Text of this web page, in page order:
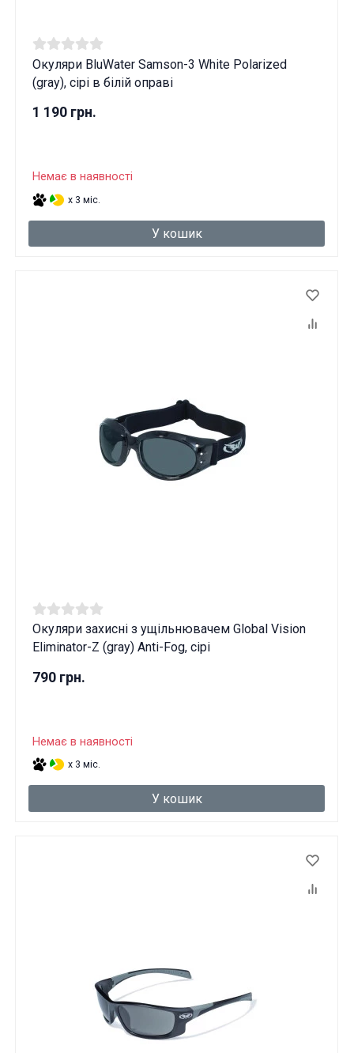
Окуляри BluWater Samson-3 White Polarized
(gray), сірі в білій оправі
1 190 грн.
Немає в наявності
x 3 міс.
У кошик
Окуляри захисні з ущільнювачем Global Vision
Eliminator-Z (gray) Anti-Fog, сірі
790 грн.
Немає в наявності
x 3 міс.
У кошик